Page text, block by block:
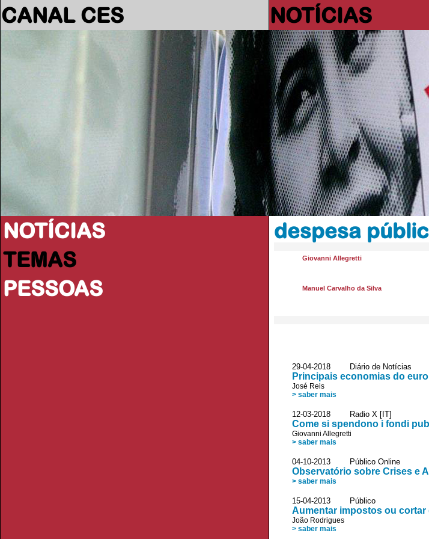
CANAL CES NOTÍCIAS
NOTÍCIAS
TEMAS
PESSOAS
despesa
Giovanni Allegretti
Manuel Carvalho da Silva
29-04-2018 Diário de Notícias
Principais economias do
José Reis
> saber mais
12-03-2018 Radio X [IT]
Come si spendono i fondi
Giovanni Allegretti
> saber mais
04-10-2013 Público Online
Observatório sobre Crises e
> saber mais
15-04-2013 Público
Aumentar impostos ou cortar
João Rodrigues
> saber mais